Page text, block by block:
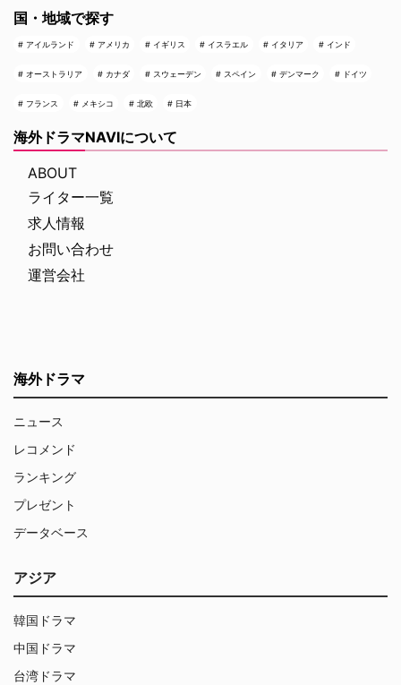
国・地域で探す
アイルランド アメリカ イギリス イスラエル イタリア インド
オーストラリア カナダ スウェーデン スペイン デンマーク ドイツ
フランス メキシコ 北欧 日本
海外ドラマNAVIについて
ABOUT
ライター一覧
求人情報
お問い合わせ
運営会社
海外ドラマ
ニュース
レコメンド
ランキング
プレゼント
データベース
アジア
韓国ドラマ
中国ドラマ
台湾ドラマ